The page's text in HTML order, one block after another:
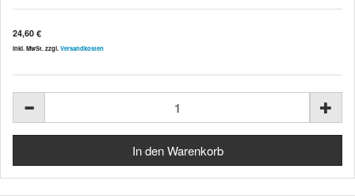
24,60 €
inkl. MwSt. zzgl. Versandkosten